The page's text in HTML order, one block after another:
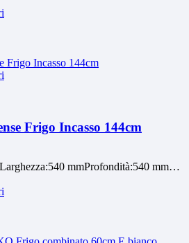
Frigo Incasso 144cm
mmProfondità:540 mm…